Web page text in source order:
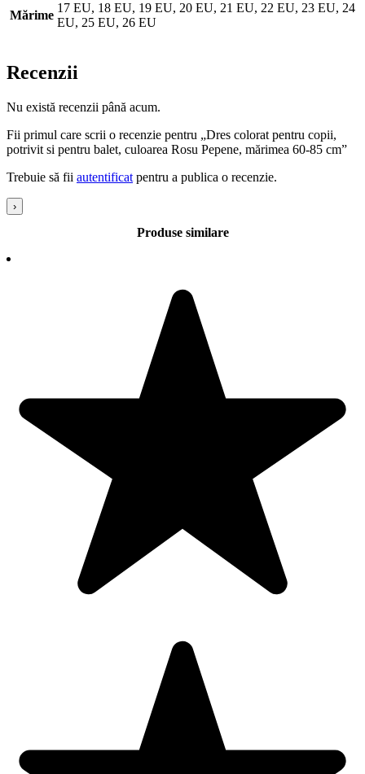
Mărime
17 EU, 18 EU, 19 EU, 20 EU, 21 EU, 22 EU, 23 EU, 24
EU, 25 EU, 26 EU
Recenzii
Nu există recenzii până acum.
Fii primul care scrii o recenzie pentru „Dres colorat pentru copii,
potrivit si pentru balet, culoarea Rosu Pepene, mărimea 60-85 cm”
Trebuie să fii autentificat pentru a publica o recenzie.
›
Produse similare